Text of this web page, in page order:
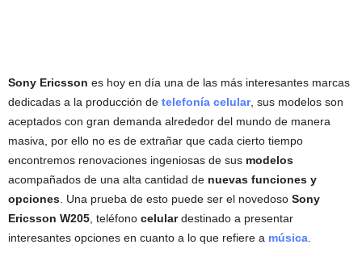
Sony Ericsson es hoy en día una de las más interesantes marcas
dedicadas a la producción de telefonía celular, sus modelos son
aceptados con gran demanda alrededor del mundo de manera
masiva, por ello no es de extrañar que cada cierto tiempo
encontremos renovaciones ingeniosas de sus modelos
acompañados de una alta cantidad de nuevas funciones y
opciones . Una prueba de esto puede ser el novedoso Sony
Ericsson W205 , teléfono celulardestinado a presentar
interesantes opciones en cuanto a lo que refiere a música